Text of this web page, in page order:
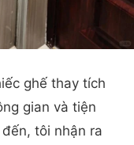
ghế thay tích
gian và tiện
tôi nhận ra